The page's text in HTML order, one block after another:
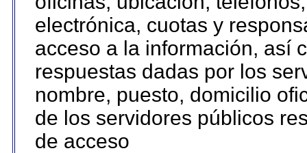
electrónica, cuotas y
acceso a la información, así
respuestas dadas por los
nombre, puesto, domicilio
de los servidores públicos
de acceso